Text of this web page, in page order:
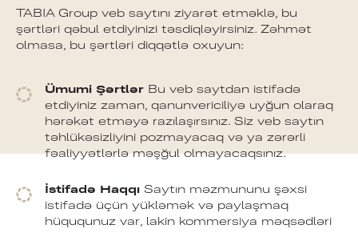
TABIA Group veb saytını ziyarət etməklə, bu
şərtləri qəbul etdiyinizi təsdiqləyirsiniz. Zəhmət
olmasa, bu şərtləri diqqətlə oxuyun:
Ümumi Şərtlər Bu veb saytdan istifadə
etdiyiniz zaman, qanunvericiliyə uyğun olaraq
hərəkət etməyə razılaşırsınız. Siz veb saytın
təhlükəsizliyini pozmayacaq və ya zərərli
fəaliyyətlərlə məşğul olmayacaqsınız.
İstifadə Haqqı Saytın məzmununu şəxsi
istifadə üçün yükləmək və paylaşmaq
hüququnuz var, lakin kommersiya məqsədləri